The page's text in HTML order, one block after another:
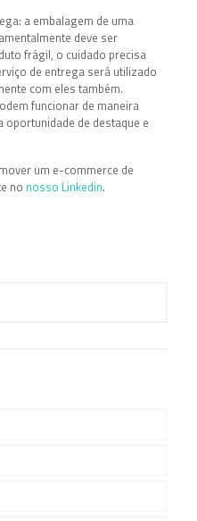
a embalagem de uma
deve ser
frágil, o cuidado precisa
de entrega será utilizado
com eles também.
funcionar de maneira
oportunidade de destaque e
um e-commerce de
no nosso Linkedin.